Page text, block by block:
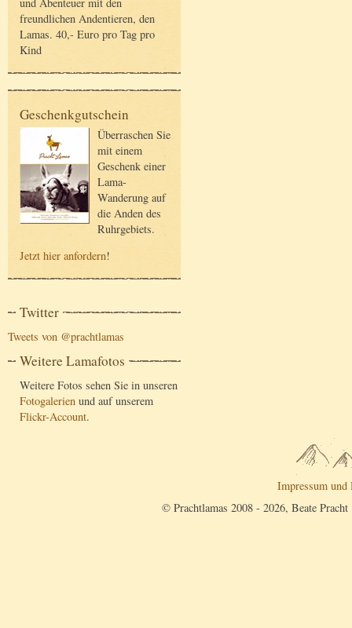
und Abenteuer mit den
freundlichen Andentieren, den
Lamas. 40,- Euro pro Tag pro
Kind
Geschenkgutschein
Überraschen Sie
mit einem
Geschenk einer
Lama-
Wanderung auf
die Anden des
Ruhrgebiets.
Jetzt hier anfordern!
Twitter
Tweets von @prachtlamas
Weitere Lamafotos
Weitere Fotos sehen Sie in unseren
Fotogalerien und auf unserem
Flickr-Account.
Impressum und
© Prachtlamas 2008 - 2026, Beate Pracht